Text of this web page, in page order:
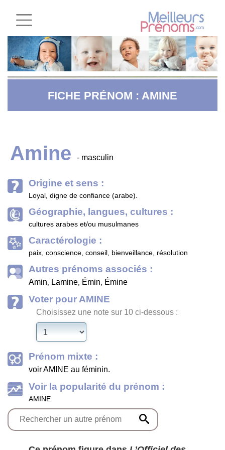
FICHE PRÉNOM : AMINE
Amine - masculin
Origine et sens :
Loyal, digne de confiance (arabe).
Géographie, langues, cultures :
cultures arabes et/ou musulmanes
Caractérologie :
paix, conscience, conseil, bienveillance, résolution
Autres prénoms associés :
Amin, Lamine, Émin, Émine
Voter pour AMINE
Choisissez une note sur 10 ci-dessous :
Prénom mixte :
voir AMINE au féminin.
Voir la popularité du prénom :
AMINE